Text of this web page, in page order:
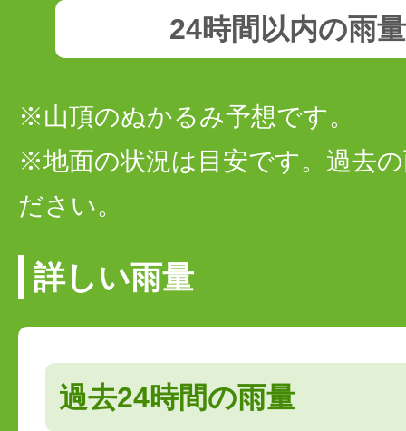
24時間以内の雨
※山頂のぬかるみ予想です。
※地面の状況は目安です。過去
ださい。
詳しい雨量
過去24時間の雨量